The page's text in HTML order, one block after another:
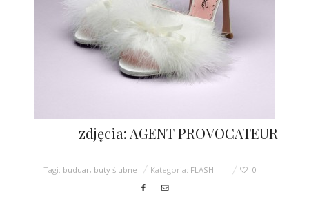
zdjęcia: AGENT PROVOCATEUR
Tagi: buduar, buty ślubne Kategoria: FLASH! 0